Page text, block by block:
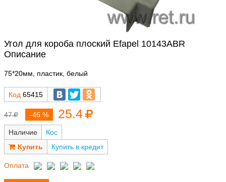
Угол для короба плоский Efapel 10143ABR
Описание
75*20мм, пластик, белый
Код 65415
47 -46 % 25.4
Наличие
Кос
Купить в кредит
Оплата